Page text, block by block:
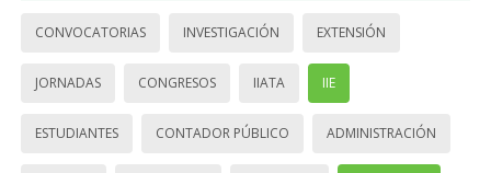
CONVOCATORIAS INVESTIGACIÓN EXTENSIÓN
JORNADAS CONGRESOS IIATA IIE
ESTUDIANTES CONTADOR PÚBLICO ADMINISTRACIÓN